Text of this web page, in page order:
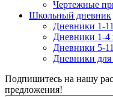
Чертежные
Школьный дневник
Дневники 1-
Дневники 1-4
Дневники 5-
Дневники
Подпишитесь на нашу
предложения!